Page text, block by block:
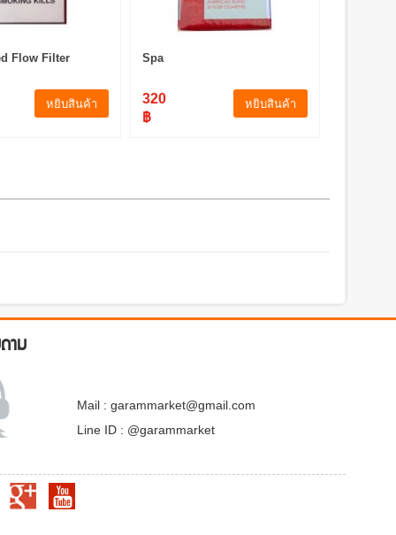
Flow Filter
หยิบสินค้า
Spa
320
฿
หยิบสินค้า
าม
Mail : garammarket@gmail.com
Line ID : @garammarket